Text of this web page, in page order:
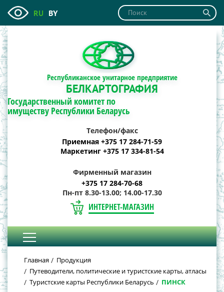
RU BY
Республиканское унитарное предприятие
БЕЛКАРТОГРАФИЯ
Государственный комитет по
имуществу Республики Беларусь
Телефон/факс
Приемная +375 17 284-71-59
Маркетинг +375 17 334-81-54
Фирменный магазин
+375 17 284-70-68
Пн-пт 8.30-13.00; 14.00-17.30
ИНТЕРНЕТ-МАГАЗИН
Главная
Продукция
Путеводители, политические и туристские карты, атласы
Туристские карты Республики Беларусь
ПИНСК